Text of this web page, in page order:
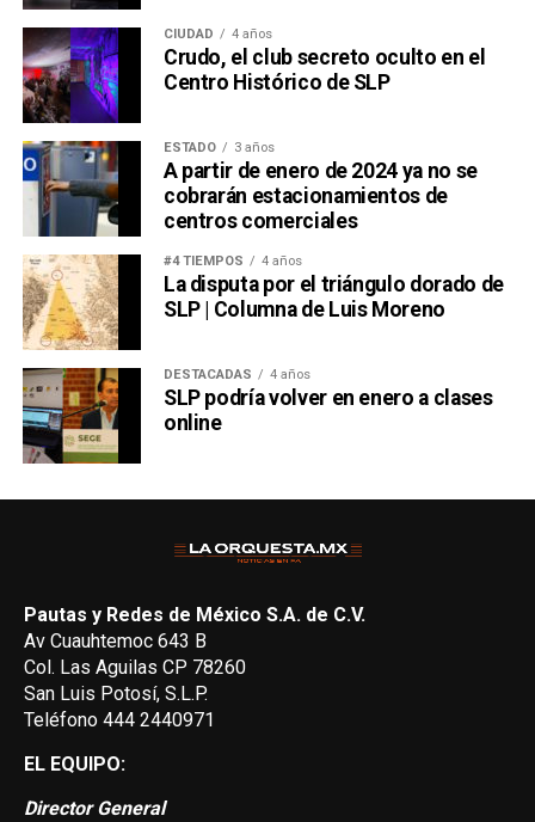
CIUDAD 4 años
Crudo, el club secreto oculto en el
Centro Histórico de SLP
ESTADO 3 años
A partir de enero de 2024 ya no se
cobrarán estacionamientos de
centros comerciales
#4 TIEMPOS 4 años
La disputa por el triángulo dorado de
SLP | Columna de Luis Moreno
DESTACADAS 4 años
SLP podría volver en enero a clases
online
Pautas y Redes de México S.A. de C.V.
Av Cuauhtemoc 643 B
Col. Las Aguilas CP 78260
San Luis Potosí, S.L.P.
Teléfono 444 2440971
EL EQUIPO:
Director General